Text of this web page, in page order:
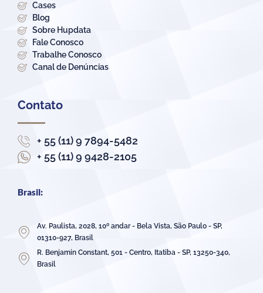
Cases
Blog
Sobre Hupdata
Fale Conosco
Trabalhe Conosco
Canal de Denúncias
Contato
+ 55 (11) 9 7894-5482
+ 55 (11) 9 9428-2105
Brasil:
Av. Paulista, 2028, 10º andar - Bela Vista, São Paulo - SP,
01310-927, Brasil
R. Benjamin Constant, 501 - Centro, Itatiba - SP, 13250-340,
Brasil